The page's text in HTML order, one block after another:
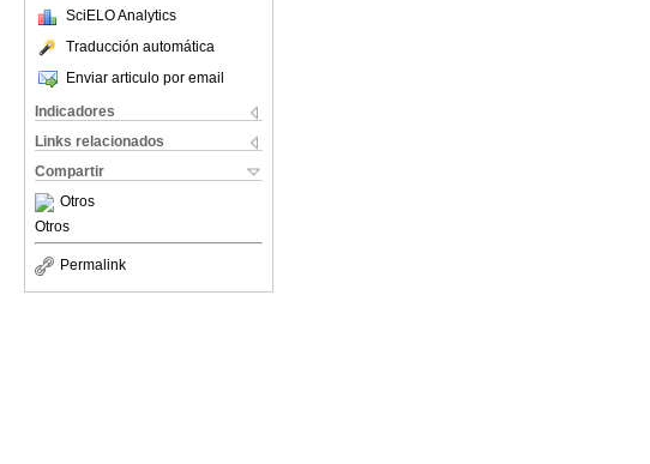
SciELO Analytics
Traducción automática
Enviar articulo por email
Indicadores
Links relacionados
Compartir
Otros
Otros
Permalink